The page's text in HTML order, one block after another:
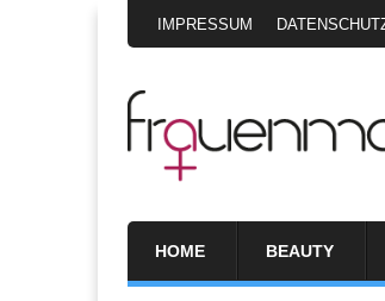
IMPRESSUM
HOME BEAUTY